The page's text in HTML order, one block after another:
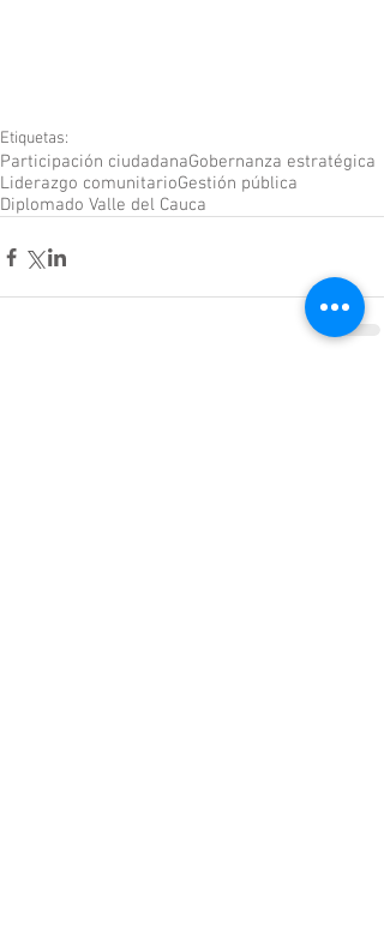
Etiquetas:
Participación ciudadanaGobernanza estratégica
Liderazgo comunitarioGestión pública
Diplomado Valle del Cauca